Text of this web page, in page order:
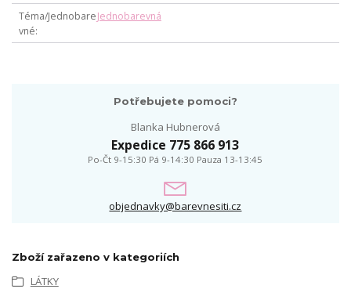
Téma/Jednobare
vné
Jednobarevná
Potřebujete pomoci?
Blanka Hubnerová
Expedice 775 866 913
Po-Čt 9-15:30 Pá 9-14:30 Pauza 13-13:45
objednavky@barevnesiti.cz
Zboží zařazeno v kategoriích
LÁTKY